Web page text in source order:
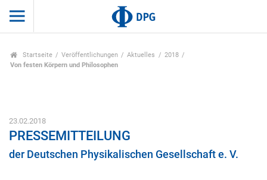
Startseite Veröffentlichungen Aktuelles
2018
Von festen Körpern und Philosophen
23.02.2018
PRESSEMITTEILUNG
der Deutschen Physikalischen Gesellschaft e. V.